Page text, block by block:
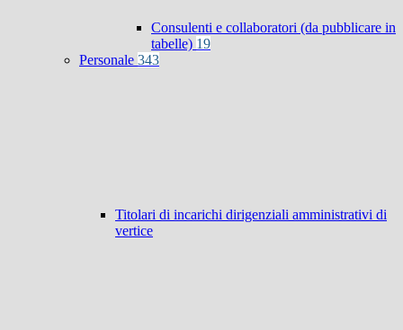
Consulenti e collaboratori (da pubblicare in
tabelle) 19
Personale 343
Titolari di incarichi dirigenziali amministrativi di
vertice